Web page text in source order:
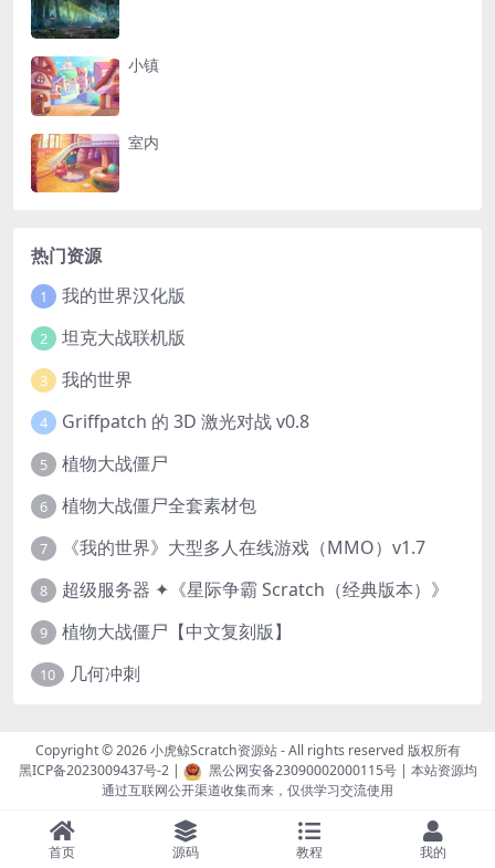
小镇
室内
热门资源
1 我的世界汉化版
2 坦克大战联机版
3 我的世界
4 Griffpatch 的 3D 激光对战 v0.8
5 植物大战僵尸
6 植物大战僵尸全套素材包
7 《我的世界》大型多人在线游戏（MMO）v1.7
8 超级服务器 ✦《星际争霸 Scratch（经典版本）》
9 植物大战僵尸【中文复刻版】
10 几何冲刺
Copyright © 2026小虎鲸Scratch资源站- All rights reserved 版权所有
黑ICP备2023009437号-2| 黑公网安备23090002000115号| 本站资源均
通过互联网公开渠道收集而来，仅供学习交流使用
首页 源码 教程 我的